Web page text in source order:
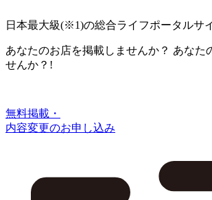
日本最大級(※1)の総合ライフポータルサ
あなたのお店を掲載しませんか？ あなた
せんか？!
無料掲載・
内容変更のお申し込み